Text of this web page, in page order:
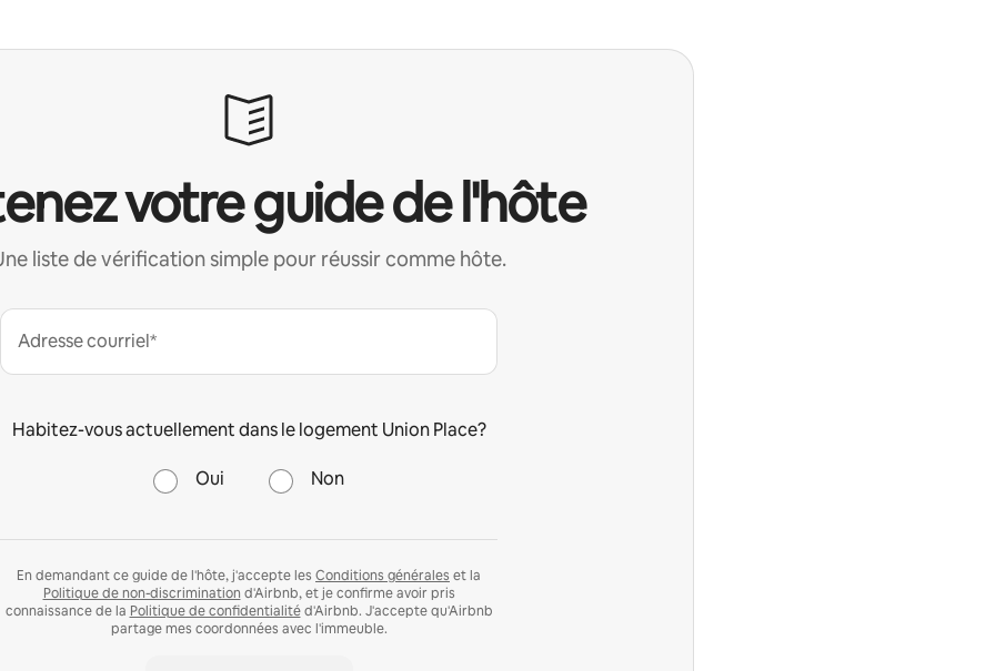
votre guide de l'hôte
liste de vérification simple pour réussir comme hôte.
Adresse courriel*
Habitez-vous actuellement dans le logement Union Place?
Oui Non
En demandant ce guide de l'hôte, j'accepte les Conditions générales et la
Politique de non-discrimination d'Airbnb, et je confirme avoir pris
connaissance de la Politique de confidentialitéd'Airbnb. J'accepte qu'Airbnb
partage mes coordonnées avec l'immeuble.